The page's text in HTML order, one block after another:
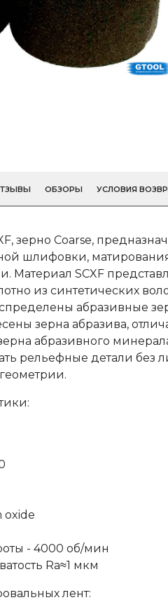
ОБЗОРЫ УСЛОВИЯ
зерно Coarse,
шлифовки,
Материал SCXF
из синтетических
абразивные
зерна абразива,
зерна абразивного
рельефные детали без
oxide
- 4000 об/мин
Ra≈1 мкм
лент: